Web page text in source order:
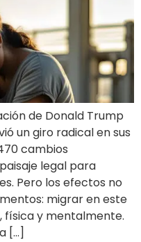
de Donald Trump
un giro radical en sus
cambios
legal para
Pero los efectos no
migrar en este
y mentalmente.
[…]